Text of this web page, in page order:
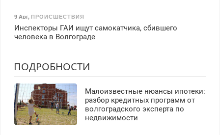
9 Авг, ПРОИСШЕСТВИЯ
Инспекторы ГАИ ищут самокатчика, сбившего
человека в Волгограде
ПОДРОБНОСТИ
Малоизвестные нюансы ипотеки:
разбор кредитных программ от
волгоградского эксперта по
недвижимости